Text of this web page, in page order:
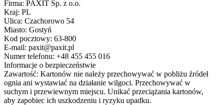
Firma: PAXIT Sp. z o.o.
Kraj: PL
Ulica: Czachorowo 54
Miasto: Gostyń
Kod pocztowy: 63-800
E-mail: paxit@paxit.pl
Numer telefonu: +48 455 455 016
Informacje o bezpieczeństwie
Zawartość: Kartonów nie należy przechowywać w pobliżu źródeł
ognia ani wystawiać na działanie wilgoci. Przechowywać w
suchym i przewiewnym miejscu. Unikać przeciążania kartonów,
aby zapobiec ich uszkodzeniu i ryzyku upadku.